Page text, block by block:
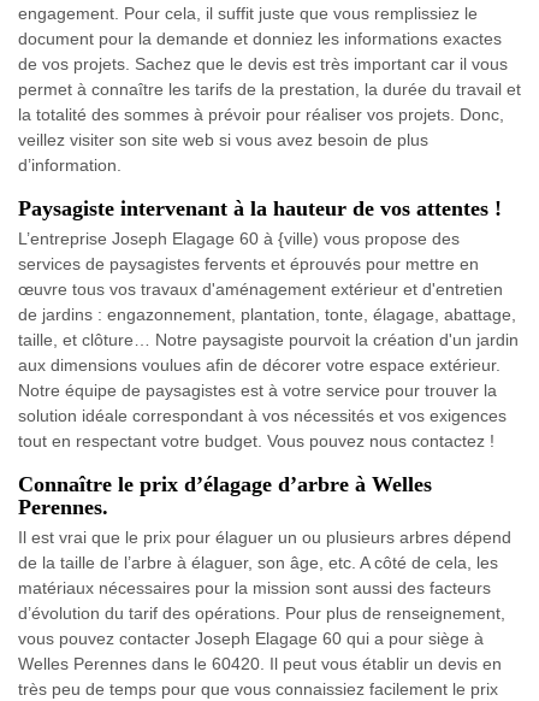
engagement. Pour cela, il suffit juste que vous remplissiez le
document pour la demande et donniez les informations exactes
de vos projets. Sachez que le devis est très important car il vous
permet à connaître les tarifs de la prestation, la durée du travail et
la totalité des sommes à prévoir pour réaliser vos projets. Donc,
veillez visiter son site web si vous avez besoin de plus
d’information.
Paysagiste intervenant à la hauteur de vos attentes !
L’entreprise Joseph Elagage 60 à {ville) vous propose des
services de paysagistes fervents et éprouvés pour mettre en
œuvre tous vos travaux d'aménagement extérieur et d'entretien
de jardins : engazonnement, plantation, tonte, élagage, abattage,
taille, et clôture… Notre paysagiste pourvoit la création d'un jardin
aux dimensions voulues afin de décorer votre espace extérieur.
Notre équipe de paysagistes est à votre service pour trouver la
solution idéale correspondant à vos nécessités et vos exigences
tout en respectant votre budget. Vous pouvez nous contactez !
Connaître le prix d’élagage d’arbre à Welles
Perennes.
Il est vrai que le prix pour élaguer un ou plusieurs arbres dépend
de la taille de l’arbre à élaguer, son âge, etc. A côté de cela, les
matériaux nécessaires pour la mission sont aussi des facteurs
d’évolution du tarif des opérations. Pour plus de renseignement,
vous pouvez contacter Joseph Elagage 60 qui a pour siège à
Welles Perennes dans le 60420. Il peut vous établir un devis en
très peu de temps pour que vous connaissiez facilement le prix